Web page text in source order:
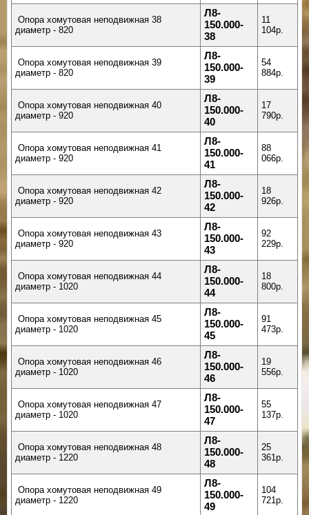
Опора хомутовая неподвижная 38
диаметр - 820
Л8-
150.000-
38
11
104р.
Опора хомутовая неподвижная 39
диаметр - 820
Л8-
150.000-
39
54
884р.
Опора хомутовая неподвижная 40
диаметр - 920
Л8-
150.000-
40
17
790р.
Опора хомутовая неподвижная 41
диаметр - 920
Л8-
150.000-
41
88
066р.
Опора хомутовая неподвижная 42
диаметр - 920
Л8-
150.000-
42
18
926р.
Опора хомутовая неподвижная 43
диаметр - 920
Л8-
150.000-
43
92
229р.
Опора хомутовая неподвижная 44
диаметр - 1020
Л8-
150.000-
44
18
800р.
Опора хомутовая неподвижная 45
диаметр - 1020
Л8-
150.000-
45
91
473р.
Опора хомутовая неподвижная 46
диаметр - 1020
Л8-
150.000-
46
19
556р.
Опора хомутовая неподвижная 47
диаметр - 1020
Л8-
150.000-
47
55
137р.
Опора хомутовая неподвижная 48
диаметр - 1220
Л8-
150.000-
48
25
361р.
Опора хомутовая неподвижная 49
диаметр - 1220
Л8-
150.000-
49
104
721р.